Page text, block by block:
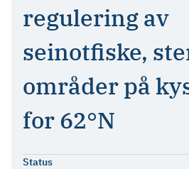
regulering av
seinotfiske,
områder på
for 62°N
Status